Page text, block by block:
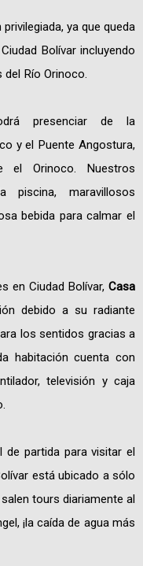
ya que queda
Bolívar incluyendo
Río Orinoco.
presenciar de la
y el Puente Angostura,
el Orinoco. Nuestros
piscina, maravillosos
bebida para calmar el
en Ciudad Bolívar, Casa
debido a su radiante
los sentidos gracias a
habitación cuenta con
televisión y caja
de partida para visitar el
está ubicado a sólo
tours diariamente al
¡la caída de agua más